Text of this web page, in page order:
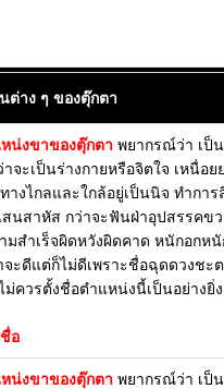
ต่าง ๆ ของตุ๊กตา
น่งขาของตุ๊กตา พยากรณ์ว่า เป็
ะเป็นร่างกายหรือจิตใจ เหนื่อย
งไกลและใกล้อยู่เป็นนิจ ทำการ
นสาหัส กว่าจะฟันฝ่าอุปสรรคข
สำเร็จผิดหวังผิดคาด หนักอกห
ะดีแต่ก็ไม่ดีเพราะชื่อฉุดดวงชะ
ควรตั้งชื่อตำแหน่งนี้เป็นอย่างยิ่ง
อ
น่งขาของตุ๊กตา พยากรณ์ว่า เป็